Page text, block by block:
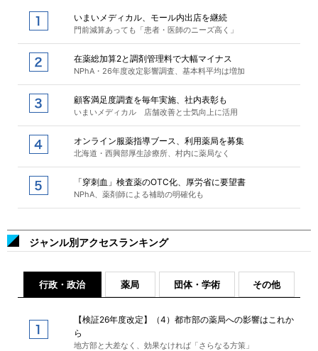
いまいメディカル、モール内出店を継続
門前減算あっても「患者・医師のニーズ高く」
在薬総加算2と調剤管理料で大幅マイナス
NPhA・26年度改定影響調査、基本料平均は増加
顧客満足度調査を毎年実施、社内表彰も
いまいメディカル 店舗改善と士気向上に活用
オンライン服薬指導ブース、利用薬局を募集
北海道・西興部厚生診療所、村内に薬局なく
「穿刺血」検査薬のOTC化、厚労省に要望書
NPhA、薬剤師による補助の明確化も
ジャンル別アクセスランキング
行政・政治 薬局 団体・学術 その他
【検証26年度改定】（4）都市部の薬局への影響はこれか
ら
地方部と大差なく、効果なければ「さらなる方策」